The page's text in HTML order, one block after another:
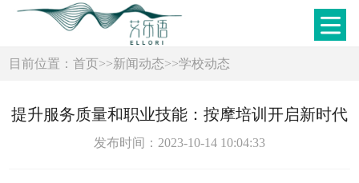
目前位置：首页>>新闻动态>>学校动态
提升服务质量和职业技能：按摩培训开启新时代
发布时间：2023-10-14 10:04:33